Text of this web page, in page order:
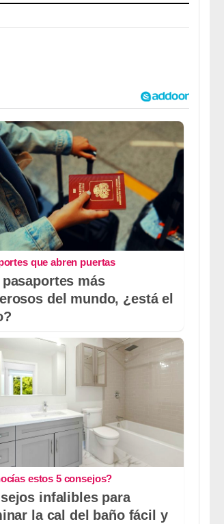
que abren puertas
más
del mundo, ¿está el
estos 5 consejos?
infalibles para
la cal del baño fácil y